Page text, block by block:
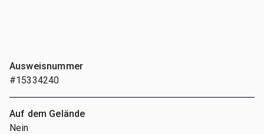
Ausweisnummer
#15334240
Auf dem Gelände
Nein